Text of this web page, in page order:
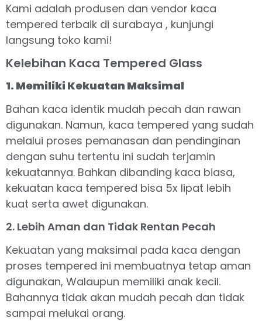
Kami adalah produsen dan vendor kaca
tempered terbaik di surabaya , kunjungi
langsung toko kami!
Kelebihan Kaca Tempered Glass
1. Memiliki Kekuatan Maksimal
Bahan kaca identik mudah pecah dan rawan
digunakan. Namun, kaca tempered yang sudah
melalui proses pemanasan dan pendinginan
dengan suhu tertentu ini sudah terjamin
kekuatannya. Bahkan dibanding kaca biasa,
kekuatan kaca tempered bisa 5x lipat lebih
kuat serta awet digunakan.
2. Lebih Aman dan Tidak Rentan Pecah
Kekuatan yang maksimal pada kaca dengan
proses tempered ini membuatnya tetap aman
digunakan, Walaupun memiliki anak kecil.
Bahannya tidak akan mudah pecah dan tidak
sampai melukai orang.